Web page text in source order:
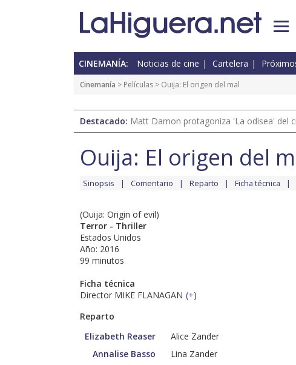
CINEMANÍA: Noticias de cine Cartelera
Cinemanía > Películas > Ouija: El origen del mal
Destacado: Matt Damon protagoniza 'La odisea' del
Ouija: El origen del
Sinopsis Comentario Reparto Ficha técnica
(Ouija: Origin of evil)
Terror - Thriller
Estados Unidos
Año: 2016
99 minutos
Ficha técnica
Director MIKE FLANAGAN (+)
Reparto
Elizabeth Reaser
Alice Zander
Annalise Basso
Lina Zander